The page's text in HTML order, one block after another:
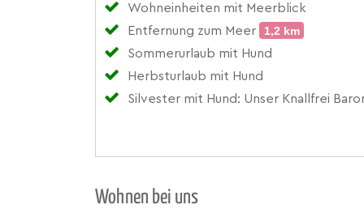
Wohneinheiten mit Meerblick
Entfernung zum Meer
1,2 km
Sommerurlaub mit Hund
Herbsturlaub mit Hund
Silvester mit Hund: Unser Knallfrei
Wohnen bei uns